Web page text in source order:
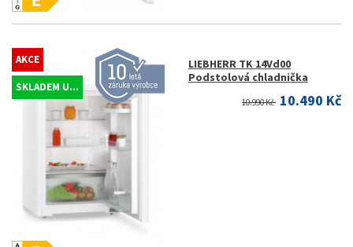
AKCE
SKLADEM U...
LIEBHERR TK 14Vd00
Podstolová chladnička
10.990 Kč 10.490 Kč